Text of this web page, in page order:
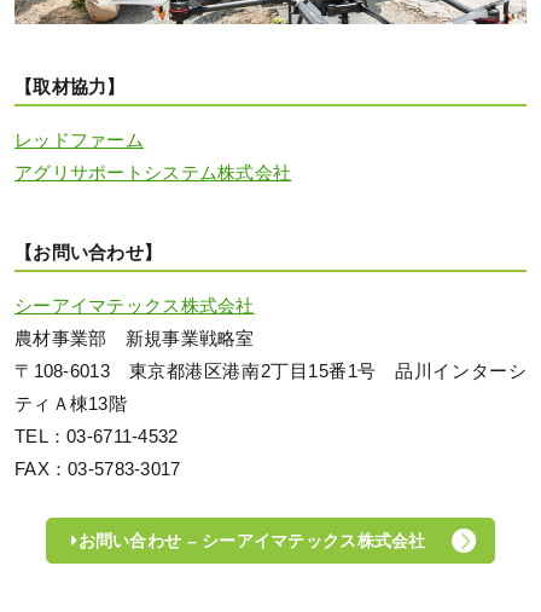
【取材協力】
レッドファーム
アグリサポートシステム株式会社
【お問い合わせ】
シーアイマテックス株式会社
農材事業部 新規事業戦略室
〒108-6013 東京都港区港南2丁目15番1号 品川インターシ
ティＡ棟13階
TEL：03-6711-4532
FAX：03-5783-3017
お問い合わせ – シーアイマテックス株式会社